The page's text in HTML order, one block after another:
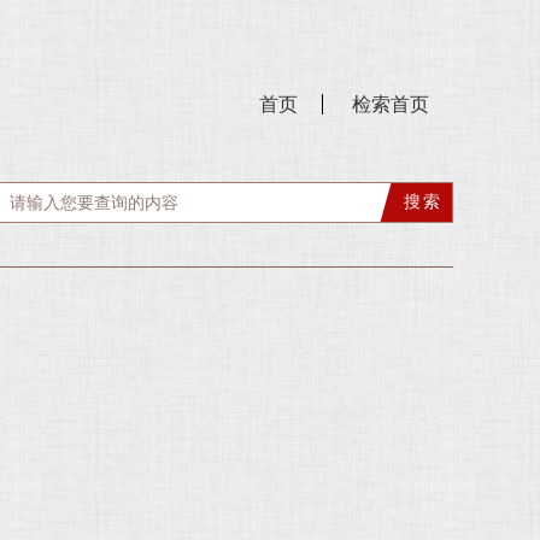
首页 检索首页